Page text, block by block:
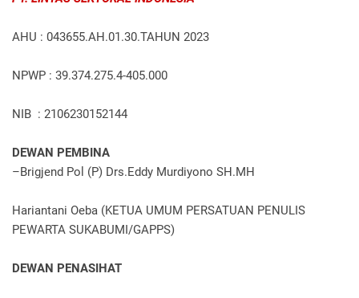
AHU : 043655.AH.01.30.TAHUN 2023
NPWP : 39.374.275.4-405.000
NIB : 2106230152144
DEWAN PEMBINA
–Brigjend Pol (P) Drs.Eddy Murdiyono SH.MH
Hariantani Oeba (KETUA UMUM PERSATUAN PENULIS
PEWARTA SUKABUMI/GAPPS)
DEWAN PENASIHAT